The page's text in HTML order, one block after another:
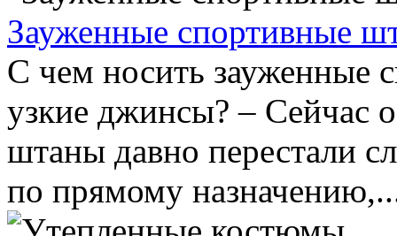
Зауженные спортивные
С чем носить зауженные
узкие джинсы? – Сейчас
штаны давно перестали
по прямому